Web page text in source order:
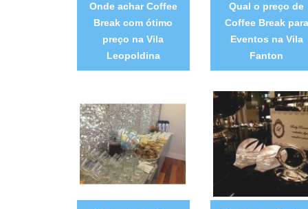
Onde achar Coffee
Break com ótimo
preço na Vila
Leopoldina
Qual o preço de
Coffee Break para
Eventos na Vila
Fanton